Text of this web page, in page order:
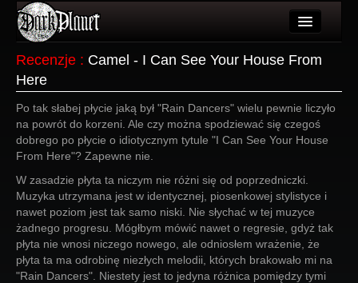
Wydarzenia
Galeria
Forum
Więcej
Login
Recenzje : Camel - I Can See Your House From
Here
Po tak słabej płycie jaką był "Rain Dancers" wielu pewnie liczyło
na powrót do korzeni. Ale czy można spodziewać się czegoś
dobrego po płycie o idiotycznym tytule "I Can See Your House
From Here"? Zapewne nie.
W zasadzie płyta ta niczym nie różni się od poprzedniczki.
Muzyka utrzymana jest w identycznej, piosenkowej stylistyce i
nawet poziom jest tak samo niski. Nie słychać w tej muzyce
żadnego progresu. Mógłbym mówić nawet o regresie, gdyż tak
płyta nie wnosi niczego nowego, ale odniosłem wrażenie, że
płyta ta ma odrobinę niezłych melodii, których brakowało mi na
"Rain Dancers". Niestety jest to jedyna różnica pomiędzy tymi